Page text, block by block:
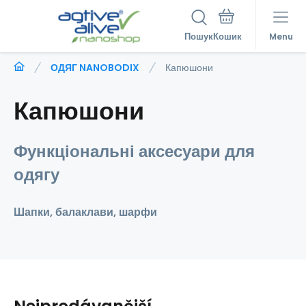
Пошук Menu
ОДЯГ NANOBODIX Капюшони
Капюшони
Функціональні аксесуари для
одягу
Шапки, балаклави, шарфи